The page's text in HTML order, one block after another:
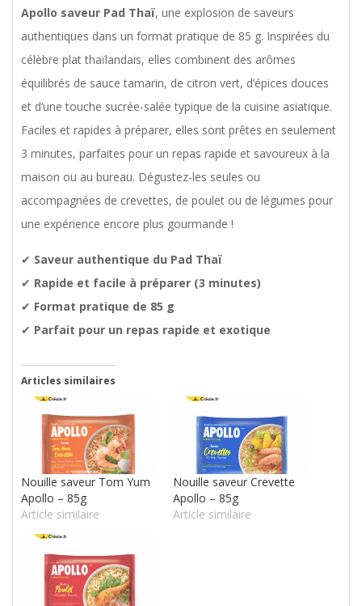
Apollo saveur Pad Thaï, une explosion de saveurs
authentiques dans un format pratique de 85 g. Inspirées du
célèbre plat thaïlandais, elles combinent des arômes
équilibrés de sauce tamarin, de citron vert, d’épices douces
et d’une touche sucrée-salée typique de la cuisine asiatique.
Faciles et rapides à préparer, elles sont prêtes en seulement
3 minutes, parfaites pour un repas rapide et savoureux à la
maison ou au bureau. Dégustez-les seules ou
accompagnées de crevettes, de poulet ou de légumes pour
une expérience encore plus gourmande !
✔ Saveur authentique du Pad Thaï
✔ Rapide et facile à préparer (3 minutes)
✔ Format pratique de 85 g
✔ Parfait pour un repas rapide et exotique
Articles similaires
Nouille saveur Tom Yum
Apollo – 85g
Article similaire
Nouille saveur Crevette
Apollo – 85g
Article similaire